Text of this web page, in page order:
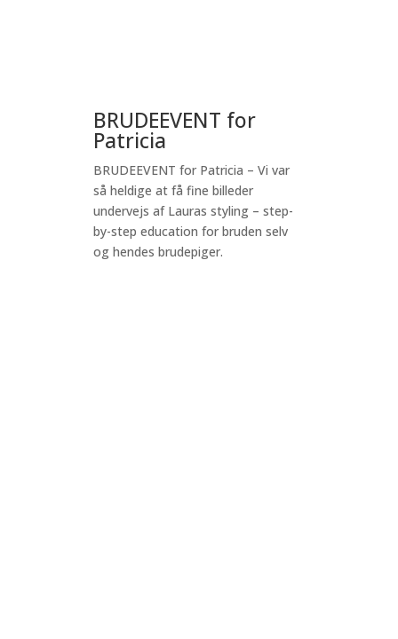
BRUDEEVENT for
Patricia
BRUDEEVENT for Patricia – Vi var
så heldige at få fine billeder
undervejs af Lauras styling – step-
by-step education for bruden selv
og hendes brudepiger.